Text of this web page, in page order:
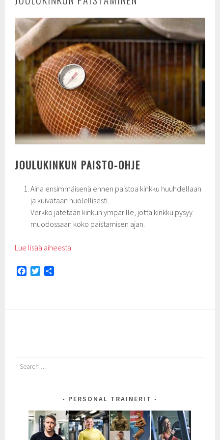
JOULUKINKUN PAISTO-OHJE
Aina ensimmäisenä ennen paistoa kinkku huuhdellaan
ja kuivataan huolellisesti.
Verkko jätetään kinkun ympärille, jotta kinkku pysyy
muodossaan koko paistamisen ajan.
Lue lisää aiheesta
Search
PERSONAL TRAINERIT